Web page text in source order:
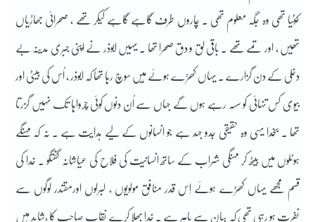
کُٹیا تھی وہ جگہ معلوم تھی ۔ چاروں طرف گاہے گاہے کیکر تھے ، صحرائی جھاڑیاں
تھیں ، اور تمے تھے ۔ باقی لق و دق صحرا تھا ۔ یہیں ابوذر نے اپنی جبری مدینہ بے
دخلی کے دن گزارے ۔ یہاں کھڑے ہوئے مَیں سوچ رہا تھا کہ ابوذر ، اُس کی بیٹی اور
بیوی کس تنہائی کو سہہ رہے ہوں گے جہاں سے اُن دنوں کوئی چرواہا تک نہیں گزرتا
تھا ۔ بخدا یہی وہ حقیقی جدو جہد ہے جو انسانوں کے لیے ہدایت ہے ۔ نہ کہ مہنگے
ہوٹلوں میں بیٹھ کر مہنگی شراب کے ساتھ انسانیت کی فلاح کی عیاشانہ گفتگو ۔ خدا کی
قسم مجھے یہاں کھڑے ہوئے اِس قدر منافق مولویوں ، لبرلوں اورمقتدر لوگوں سے
نفرت ہو رہی تھی کہ بیان سے باہر ہے ۔ خدا بھلا کرے نقاب صاحب کا ،شاید مَیں